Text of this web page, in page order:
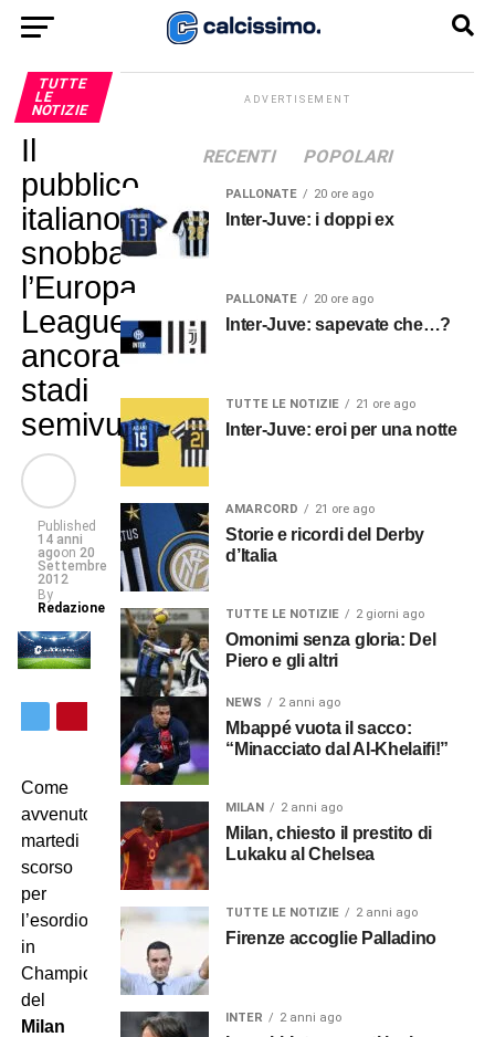
TUTTE
LE
NOTIZIE
Il
pubblico
italiano
snobba
l’Europa
League,
ancora
stadi
semivuoti
Published
14 anni
agoon 20
Settembre
2012
By
Redazione
Come
avvenuto
martedi
scorso
per
l’esordio
in
Champions
del
Milan
ADVERTISEMENT
RECENTI POPOLARI
PALLONATE 20 ore ago
Inter-Juve: i doppi ex
PALLONATE 20 ore ago
Inter-Juve: sapevate che…?
TUTTE LE NOTIZIE 21 ore ago
Inter-Juve: eroi per una notte
AMARCORD 21 ore ago
Storie e ricordi del Derby
d’Italia
TUTTE LE NOTIZIE 2 giorni ago
Omonimi senza gloria: Del
Piero e gli altri
NEWS 2 anni ago
Mbappé vuota il sacco:
“Minacciato dal Al-Khelaifi!”
MILAN 2 anni ago
Milan, chiesto il prestito di
Lukaku al Chelsea
TUTTE LE NOTIZIE 2 anni ago
Firenze accoglie Palladino
INTER 2 anni ago